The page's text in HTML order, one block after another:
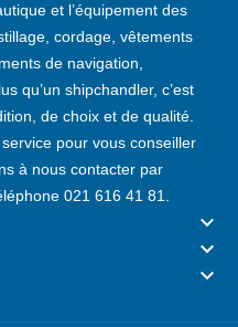
et l’équipement des
cordage, vêtements
de navigation,
qu’un shipchandler, c’est
de choix et de qualité.
pour vous conseiller
à nous contacter par
021 616 41 81
keyboard_arrow_down
keyboard_arrow_down
keyboard_arrow_down